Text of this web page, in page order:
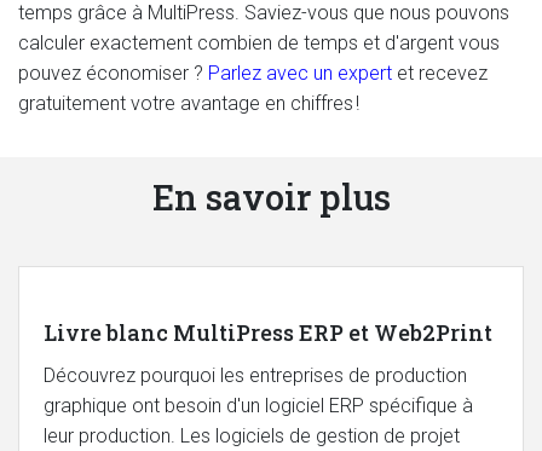
temps grâce à MultiPress. Saviez-vous que nous pouvons
calculer exactement combien de temps et d'argent vous
pouvez économiser ? Parlez avec un expert et recevez
gratuitement votre avantage en chiffres !
En savoir plus
Livre blanc MultiPress ERP et Web2Print
Découvrez pourquoi les entreprises de production
graphique ont besoin d'un logiciel ERP spécifique à
leur production. Les logiciels de gestion de projet